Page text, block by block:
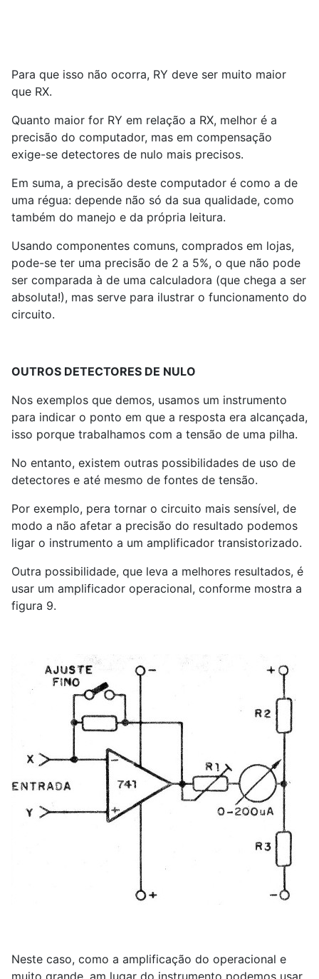
Para que isso não ocorra, RY deve ser muito maior
que RX.
Quanto maior for RY em relação a RX, melhor é a
precisão do computador, mas em compensação
exige-se detectores de nulo mais precisos.
Em suma, a precisão deste computador é como a de
uma régua: depende não só da sua qualidade, como
também do manejo e da própria leitura.
Usando componentes comuns, comprados em lojas,
pode-se ter uma precisão de 2 a 5%, o que não pode
ser comparada à de uma calculadora (que chega a ser
absoluta!), mas serve para ilustrar o funcionamento do
circuito.
OUTROS DETECTORES DE NULO
Nos exemplos que demos, usamos um instrumento
para indicar o ponto em que a resposta era alcançada,
isso porque trabalhamos com a tensão de uma pilha.
No entanto, existem outras possibilidades de uso de
detectores e até mesmo de fontes de tensão.
Por exemplo, pera tornar o circuito mais sensível, de
modo a não afetar a precisão do resultado podemos
ligar o instrumento a um amplificador transistorizado.
Outra possibilidade, que leva a melhores resultados, é
usar um amplificador operacional, conforme mostra a
figura 9.
Neste caso, como a amplificação do operacional e
muito grande, am lugar do instrumento podemos usar